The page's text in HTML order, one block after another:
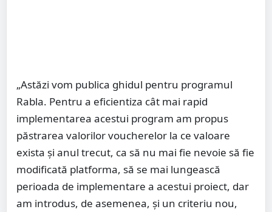
„Astăzi vom publica ghidul pentru programul
Rabla. Pentru a eficientiza cât mai rapid
implementarea acestui program am propus
păstrarea valorilor voucherelor la ce valoare
exista şi anul trecut, ca să nu mai fie nevoie să fie
modificată platforma, să se mai lungească
perioada de implementare a acestui proiect, dar
am introdus, de asemenea, şi un criteriu nou,